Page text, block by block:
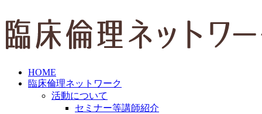
HOME
臨床倫理ネットワーク
活動について
セミナー等講師紹介